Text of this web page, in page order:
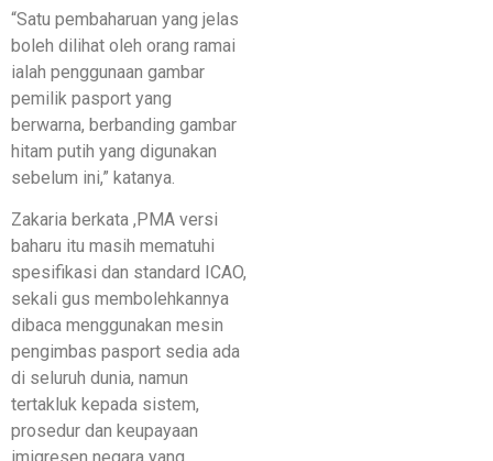
“Satu pembaharuan yang jelas
boleh dilihat oleh orang ramai
ialah penggunaan gambar
pemilik pasport yang
berwarna, berbanding gambar
hitam putih yang digunakan
sebelum ini,” katanya.
Zakaria berkata ,PMA versi
baharu itu masih mematuhi
spesifikasi dan standard ICAO,
sekali gus membolehkannya
dibaca menggunakan mesin
pengimbas pasport sedia ada
di seluruh dunia, namun
tertakluk kepada sistem,
prosedur dan keupayaan